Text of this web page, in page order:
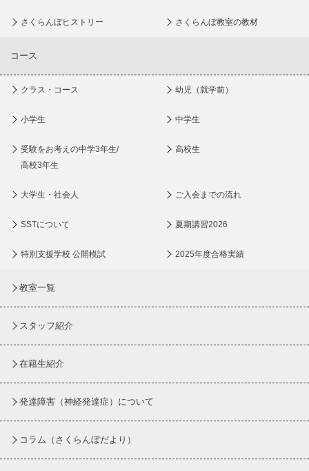
さくらんぼヒストリー さくらんぼ教室の教材
コース
クラス・コース 幼児（就学前）
小学生 中学生
受験をお考えの中学3年生/
高校3年生
高校生
大学生・社会人 ご入会までの流れ
SSTについて 夏期講習2026
特別支援学校 公開模試 2025年度合格実績
教室一覧
スタッフ紹介
在籍生紹介
発達障害（神経発達症）について
コラム （さくらんぼだより）